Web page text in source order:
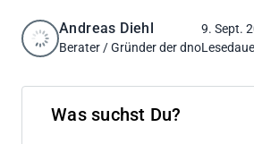
Andreas Diehl
Berater / Gründer der dno
9. Sept.
Was suchst Du?